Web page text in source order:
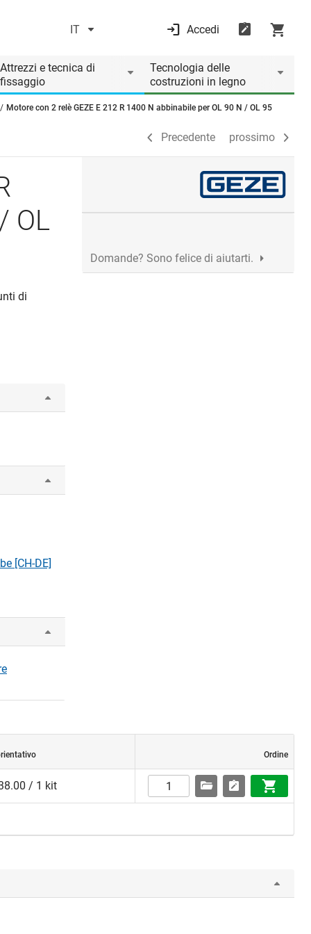
IT Accedi
Attrezzi e tecnica di
fissaggio
Tecnologia delle
costruzioni in legno
Motore con 2 relè GEZE E 212 R 1400 N abbinabile per OL 90 N / OL 95
Precedente prossimo
Precedente prossimo
OL
di
[CH-DE]
Domande? Sono felice di aiutarti.
Ordine
/ 1 kit